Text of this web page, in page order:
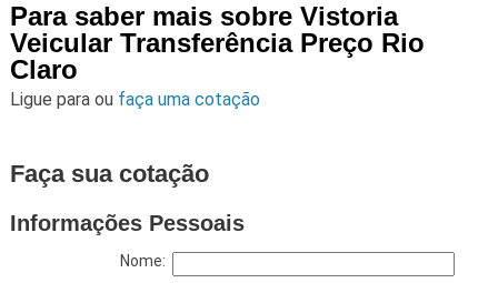
Para saber mais sobre Vistoria
Veicular Transferência Preço Rio
Claro
Ligue para ou faça uma cotação
Faça sua cotação
Informações Pessoais
Nome: